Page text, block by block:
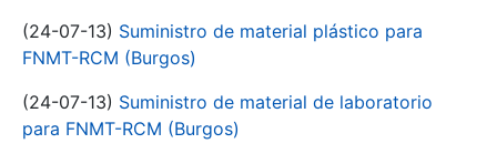
(24-07-13) Suministro de material plástico para
FNMT-RCM (Burgos)
(24-07-13) Suministro de material de laboratorio
para FNMT-RCM (Burgos)